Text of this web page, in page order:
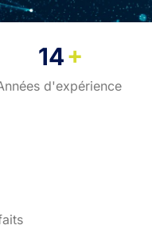
14+
d'expérience